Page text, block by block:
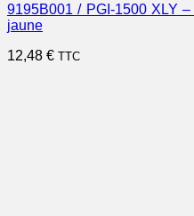
9195B001 / PGI-1500 XLY
jaune
12,48 € TTC